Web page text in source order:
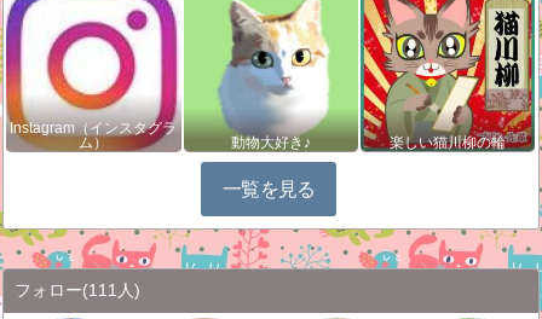
Instagram（インスタグラ
ム）
動物大好き♪ 楽しい猫川柳の輪
一覧を見る
フォロー(111人)